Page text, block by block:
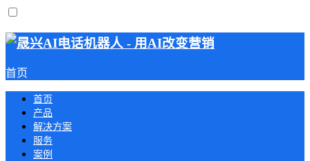
首页
首页
产品
解决方案
服务
案例